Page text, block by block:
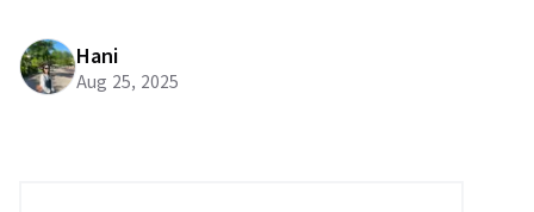
Hani
Aug 25, 2025